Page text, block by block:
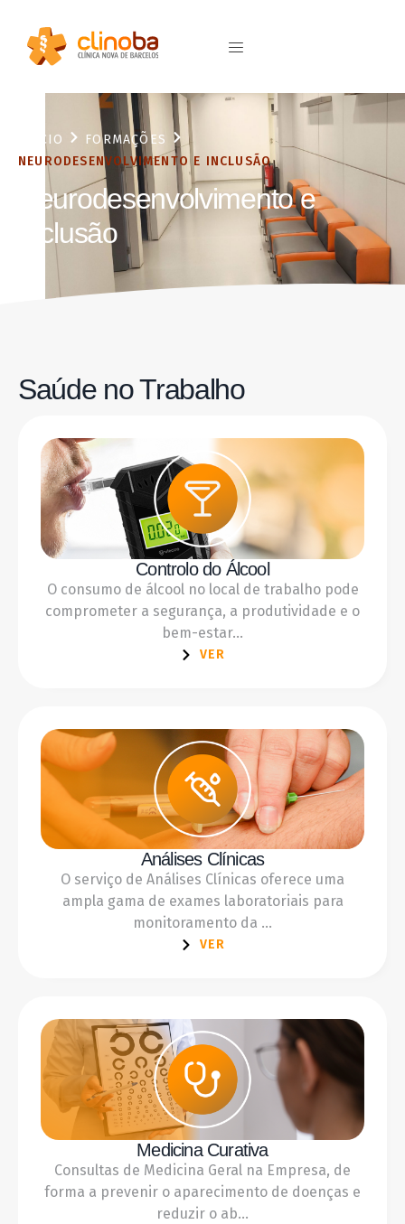
Neurodesenvolvimento e
Inclusão
INÍCIO
FORMAÇÕES
NEURODESENVOLVIMENTO E INCLUSÃO
Saúde no Trabalho
Controlo do Álcool
O consumo de álcool no local de trabalho pode
comprometer a segurança, a produtividade e o
bem-estar...
VER
Análises Clínicas
O serviço de Análises Clínicas oferece uma
ampla gama de exames laboratoriais para
monitoramento da ...
VER
Medicina Curativa
Consultas de Medicina Geral na Empresa, de
forma a prevenir o aparecimento de doenças e
reduzir o ab...